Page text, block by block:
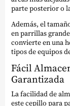
parte posterior o
Además, el
en parrillas
convierte en una
tipos de equipos
Fácil
Garantizada
La facilidad de
este cepillo para